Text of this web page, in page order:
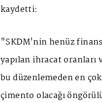
kaydetti:
"SKDM'nin henüz
yapılan ihracat
bu düzenlemeden en
çimento olacağı